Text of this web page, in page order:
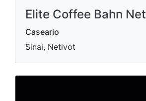
Elite Coffee Bahn
Caseario
Sinai, Netivot